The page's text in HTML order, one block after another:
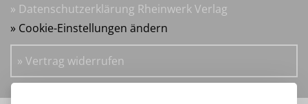
» Datenschutzerklärung Rheinwerk Verlag
» Cookie-Einstellungen ändern
» Vertrag widerrufen